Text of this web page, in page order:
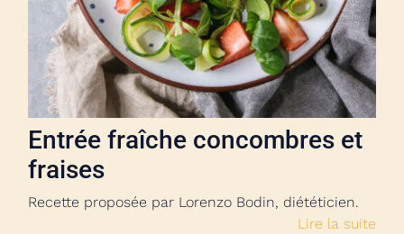
Entrée fraîche concombres et
fraises
Recette proposée par Lorenzo Bodin, diététicien.
Lire la suite